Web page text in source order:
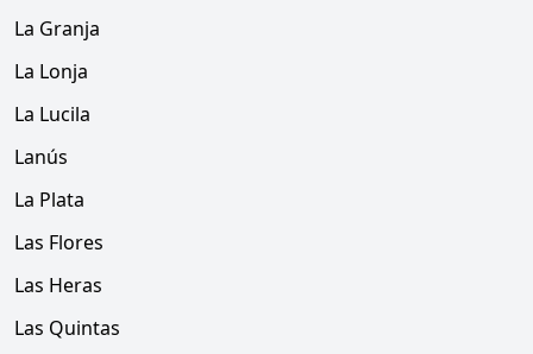
La Granja
La Lonja
La Lucila
Lanús
La Plata
Las Flores
Las Heras
Las Quintas